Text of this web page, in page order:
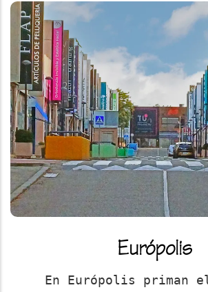
Európolis
En Európolis priman